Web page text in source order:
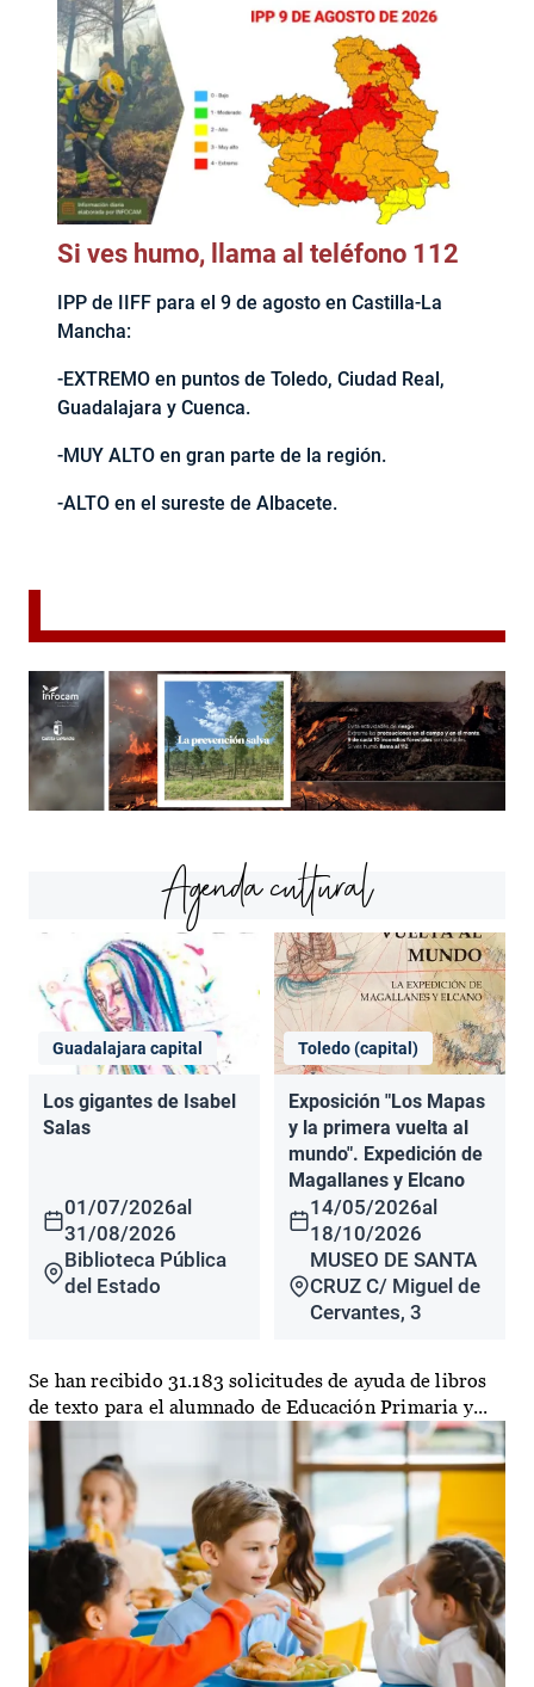
Si ves humo, llama al teléfono 112
IPP de IIFF para el 9 de agosto en Castilla-La
Mancha:
-EXTREMO en puntos de Toledo, Ciudad Real,
Guadalajara y Cuenca.
-MUY ALTO en gran parte de la región.
-ALTO en el sureste de Albacete.
Agenda cultural
Guadalajara capital
Los gigantes de Isabel
Salas
01/07/2026al
31/08/2026
Biblioteca Pública
del Estado
Toledo (capital)
Exposición "Los Mapas
y la primera vuelta al
mundo". Expedición de
Magallanes y Elcano
14/05/2026al
18/10/2026
MUSEO DE SANTA
CRUZ C/ Miguel de
Cervantes, 3
Se han recibido 31.183 solicitudes de ayuda de libros
de texto para el alumnado de Educación Primaria y...